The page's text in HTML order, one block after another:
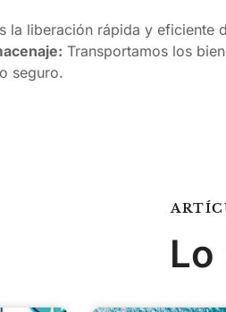
la liberación rápida y eficiente
Transportamos los
seguro.